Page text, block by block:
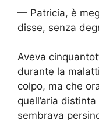
— Patricia, è
disse, senza
Aveva
durante la
colpo, ma che
quell’aria
sembrava